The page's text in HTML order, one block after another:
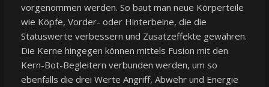
vorgenommen werden. So baut man neue Körperteile
wie Köpfe, Vorder- oder Hinterbeine, die die
Statuswerte verbessern und Zusatzeffekte gewähren.
Die Kerne hingegen können mittels Fusion mit den
Kern-Bot-Begleitern verbunden werden, um so
ebenfalls die drei Werte Angriff, Abwehr und Energie